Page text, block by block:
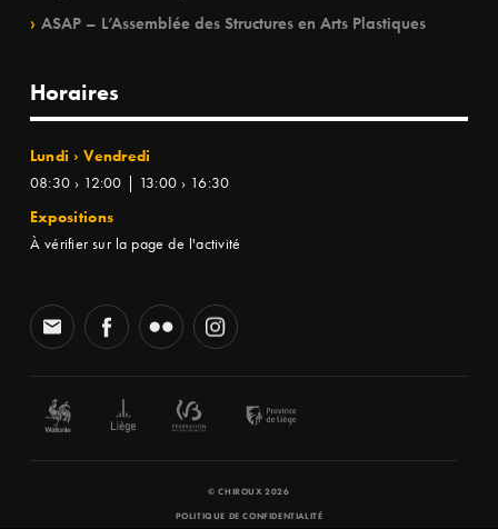
ASAP – L’Assemblée des Structures en Arts Plastiques
Horaires
Lundi › Vendredi
08:30 › 12:00 | 13:00 › 16:30
Expositions
À vérifier sur la page de l'activité
© CHIROUX 2026
POLITIQUE DE CONFIDENTIALITÉ